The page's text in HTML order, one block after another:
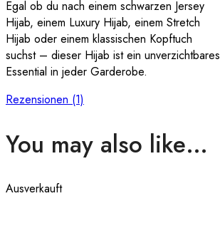
Egal ob du nach einem schwarzen Jersey
Hijab, einem Luxury Hijab, einem Stretch
Hijab oder einem klassischen Kopftuch
suchst – dieser Hijab ist ein unverzichtbares
Essential in jeder Garderobe.
Rezensionen (1)
You may also like…
Ausverkauft